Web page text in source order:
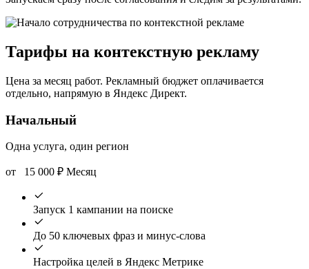
Тарифы на контекстную рекламу
Цена за месяц работ. Рекламный бюджет оплачивается
отдельно, напрямую в Яндекс Директ.
Начальный
Одна услуга, один регион
от 15 000 ₽ Месяц
Запуск 1 кампании на поиске
До 50 ключевых фраз и минус-слова
Настройка целей в Яндекс Метрике